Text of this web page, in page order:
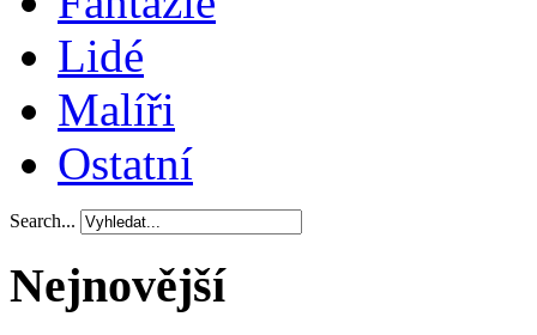
Lidé
Malíři
Ostatní
Search...
Nejnovější